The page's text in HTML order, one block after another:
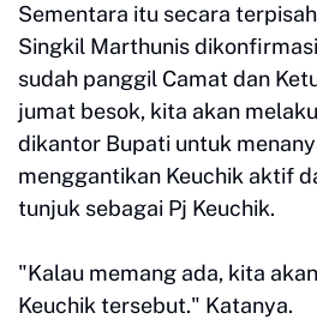
Sementara itu secara
Singkil Marthunis
sudah panggil Camat dan
jumat besok, kita akan
dikantor Bupati untuk
menggantikan Keuchik aktif
tunjuk sebagai Pj Keuchik.
"Kalau memang ada, kita
Keuchik tersebut." Katanya.